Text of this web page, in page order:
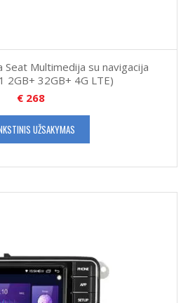
Seat Multimedija su navigacija
2GB+ 32GB+ 4G LTE)
€ 268
UŽSAKYMAS